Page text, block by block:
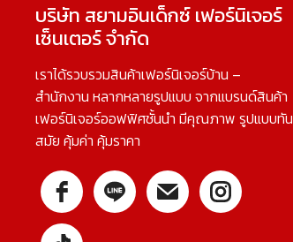
บริษัท สยามอินเด็กซ์ เฟอร์นิเจอร์
เซ็นเตอร์ จำกัด
เราได้รวบรวมสินค้าเฟอร์นิเจอร์บ้าน –
สำนักงาน หลากหลายรูปแบบ จากแบรนด์สินค้า
เฟอร์นิเจอร์ออฟฟิศชั้นนำ มีคุณภาพ รูปแบบทัน
สมัย คุ้มค่า คุ้มราคา